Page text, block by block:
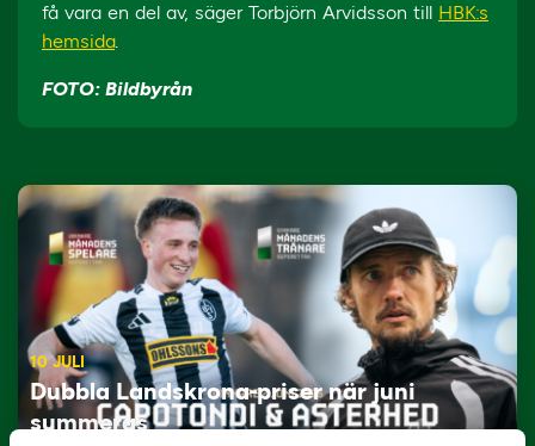
få vara en del av, säger Torbjörn Arvidsson till HBK:s
hemsida.
FOTO: Bildbyrån
10 JULI
Dubbla Landskrona-priser när juni
summeras